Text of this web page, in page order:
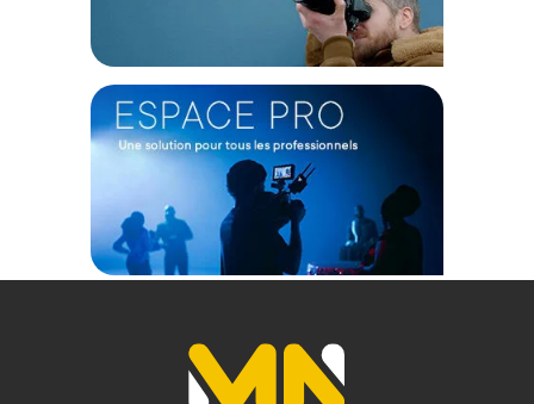
1x Support perche à selfie SmallRig 6319 120cm
1x Piquet de sol
1x Dragonne
1x Adaptateur pour caméra d'action
smallrig-6319-support-perche-a-selfie-accessoires-camera-
Offre valable jusqu'au 10-08-2026 inclus.
Code EAN SmallRig 6319 support perche à selfie pour
(1) Nombre de points Fidélité estimés, hors remises au panier, basé